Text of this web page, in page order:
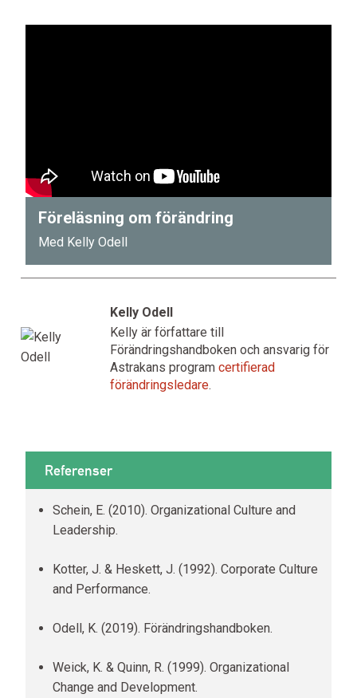
Föreläsning om förändring
Med Kelly Odell
Kelly Odell
Kelly är författare till
Förändringshandboken och ansvarig för
Astrakans program certifierad
förändringsledare.
Referenser
Schein, E. (2010). Organizational Culture and
Leadership.
Kotter, J. & Heskett, J. (1992). Corporate Culture
and Performance.
Odell, K. (2019). Förändringshandboken.
Weick, K. & Quinn, R. (1999). Organizational
Change and Development.